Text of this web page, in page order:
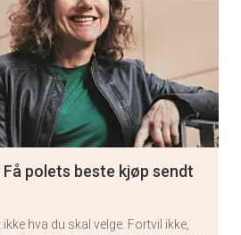
polets beste kjøp sendt
hva du skal velge. Fortvil ikke,